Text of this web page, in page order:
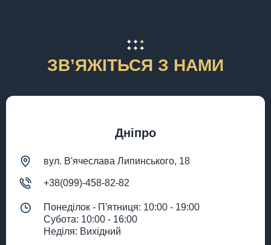
ЗВʼЯЖІТЬСЯ З НАМИ
Дніпро
вул. В'ячеслава Липинського, 18
+38(099)-458-82-82
Понеділок - П'ятниця: 10:00 - 19:00
Субота: 10:00 - 16:00
Неділя: Вихідний